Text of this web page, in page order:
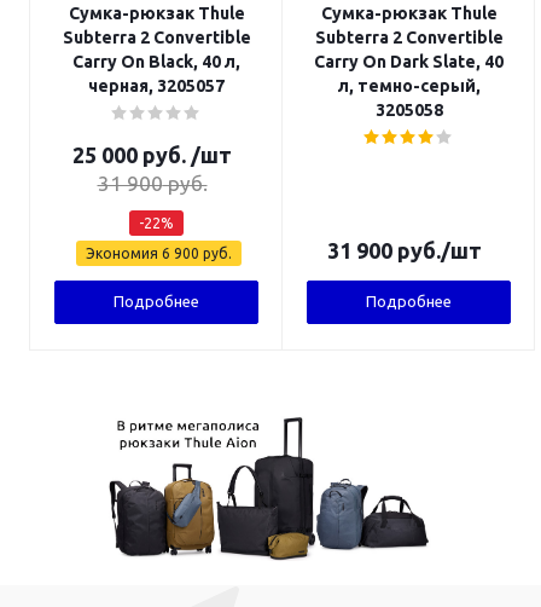
Сумка-рюкзак Thule
Subterra 2 Convertible
Carry On Black, 40 л,
черная, 3205057
25 000 руб. /шт
31 900руб.
-22%
Экономия 6 900 руб.
Подробнее
Сумка-рюкзак Thule
Subterra 2 Convertible
Carry On Dark Slate, 40
л, темно-серый,
3205058
31 900 руб./шт
Подробнее